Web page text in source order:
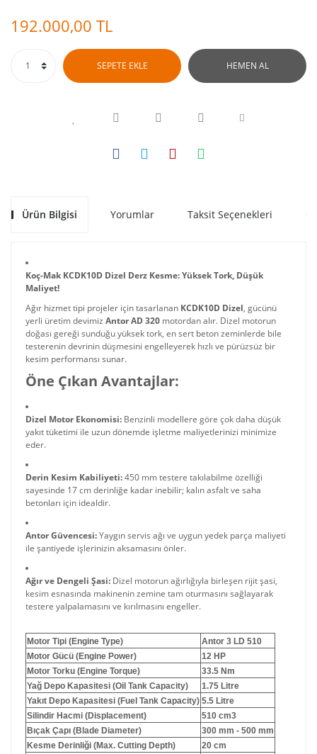
192.000,00 TL
SEPETE EKLE HEMEN AL
Ürün Bilgisi Yorumlar Taksit Seçenekleri
Koç-Mak KCDK10D Dizel Derz Kesme: Yüksek Tork, Düşük
Maliyet!
Ağır hizmet tipi projeler için tasarlanan KCDK10D Dizel, gücünü
yerli üretim devimiz Antor AD 320 motordan alır. Dizel motorun
doğası gereği sunduğu yüksek tork, en sert beton zeminlerde bile
testerenin devrinin düşmesini engelleyerek hızlı ve pürüzsüz bir
kesim performansı sunar.
Öne Çıkan Avantajlar:
Dizel Motor Ekonomisi: Benzinli modellere göre çok daha düşük
yakıt tüketimi ile uzun dönemde işletme maliyetlerinizi minimize
eder.
Derin Kesim Kabiliyeti:450 mm testere takılabilme özelliği
sayesinde 17 cm derinliğe kadar inebilir; kalın asfalt ve saha
betonları için idealdir.
Antor Güvencesi:Yaygın servis ağı ve uygun yedek parça maliyeti
ile şantiyede işlerinizin aksamasını önler.
Ağır ve Dengeli Şasi: Dizel motorun ağırlığıyla birleşen rijit şasi,
kesim esnasında makinenin zemine tam oturmasını sağlayarak
testere yalpalamasını ve kırılmasını engeller.
Motor Tipi (Engine Type)
Antor 3 LD 510
Motor Gücü (Engine Power)
12 HP
Motor Torku (Engine Torque)
33.5 Nm
Yağ Depo Kapasitesi (Oil Tank Capacity)
1.75 Litre
Yakıt Depo Kapasitesi (Fuel Tank Capacity) 5.5 Litre
Silindir Hacmi (Displacement)
510 cm3
Bıçak Çapı (Blade Diameter)
300 mm - 500 mm
Kesme Derinliği (Max. Cutting Depth)
20 cm